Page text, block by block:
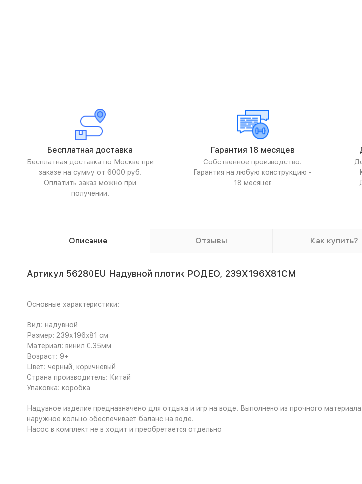
Бесплатная доставка
Бесплатная доставка по Москве при
заказе на сумму от 6000 руб.
Оплатить заказ можно при
получении.
Гарантия 18 месяцев
Собственное производство.
Гарантия на любую конструкцию -
18 месяцев
Описание Отзывы Как купить?
Артикул 56280EU Надувной плотик РОДЕО, 239X196X81СМ
Основные характеристики:
Вид: надувной
Размер: 239х196х81 см
Материал: винил 0.35мм
Возраст: 9+
Цвет: черный, коричневый
Страна производитель: Китай
Упаковка: коробка
Надувное изделие предназначено для отдыха и игр на воде. Выполнено из прочного
наружное кольцо обеспечивает баланс на воде.
Насос в комплект не в ходит и преобретается отдельно